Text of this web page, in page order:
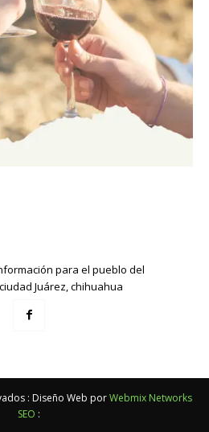
para el pueblo del
Juárez, chihuahua
: Diseño Web porWebmix Networks
SEO :